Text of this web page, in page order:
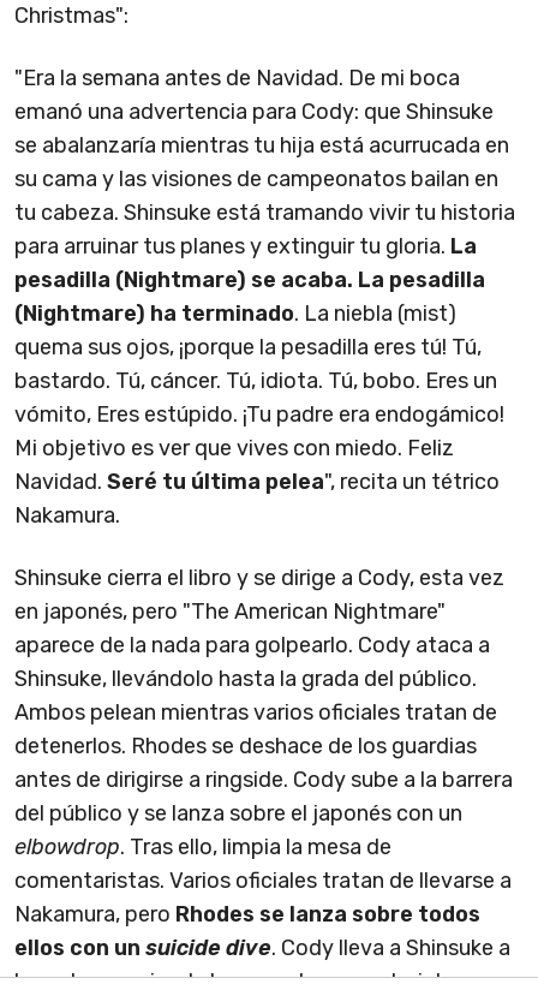
Christmas":
"Era la semana antes de Navidad. De mi boca
emanó una advertencia para Cody: que Shinsuke
se abalanzaría mientras tu hija está acurrucada en
su cama y las visiones de campeonatos bailan en
tu cabeza. Shinsuke está tramando vivir tu historia
para arruinar tus planes y extinguir tu gloria. La
pesadilla (Nightmare) se acaba. La pesadilla
(Nightmare) ha terminado. La niebla (mist)
quema sus ojos, ¡porque la pesadilla eres tú! Tú,
bastardo. Tú, cáncer. Tú, idiota. Tú, bobo. Eres un
vómito, Eres estúpido. ¡Tu padre era endogámico!
Mi objetivo es ver que vives con miedo. Feliz
Navidad. Seré tu última pelea", recita un tétrico
Nakamura.
Shinsuke cierra el libro y se dirige a Cody, esta vez
en japonés, pero "The American Nightmare"
aparece de la nada para golpearlo. Cody ataca a
Shinsuke, llevándolo hasta la grada del público.
Ambos pelean mientras varios oficiales tratan de
detenerlos. Rhodes se deshace de los guardias
antes de dirigirse a ringside. Cody sube a la barrera
del público y se lanza sobre el japonés con un
elbowdrop. Tras ello, limpia la mesa de
comentaristas. Varios oficiales tratan de llevarse a
Nakamura, pero Rhodes se lanza sobre todos
ellos con un suicide dive. Cody lleva a Shinsuke a
la parte superior de la mesa de comentaristas,